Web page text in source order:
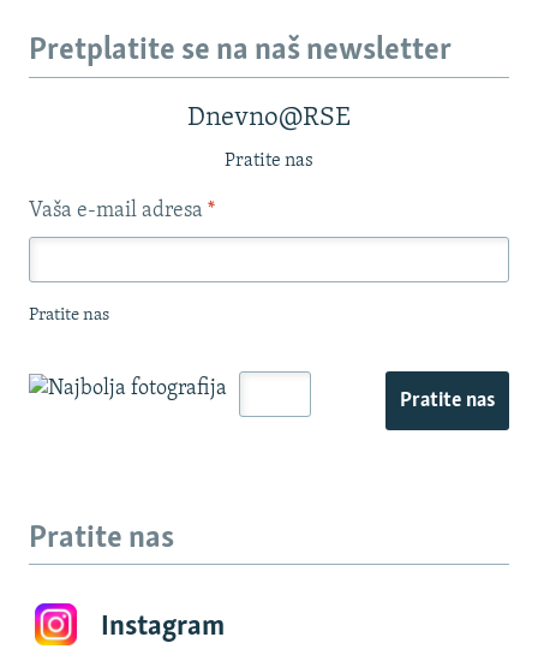
Pretplatite se na naš newsletter
Dnevno@RSE
Pratite nas
Vaša e-mail adresa *
Pratite nas
Pratite nas
Pratite nas
Instagram